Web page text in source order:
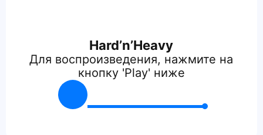
Hard’n’Heavy
Для воспроизведения, нажмите на
кнопку 'Play' ниже